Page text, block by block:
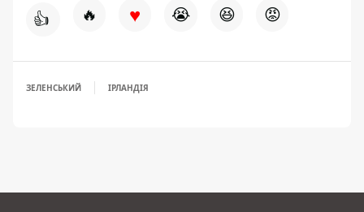
👍 🔥 ♥ 😭 😆 😡
ЗЕЛЕНСЬКИЙ ІРЛАНДІЯ